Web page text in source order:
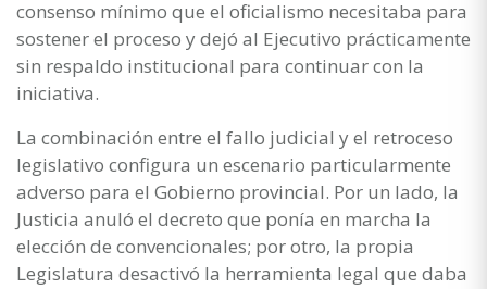
consenso mínimo que el oficialismo necesitaba para
sostener el proceso y dejó al Ejecutivo prácticamente
sin respaldo institucional para continuar con la
iniciativa.
La combinación entre el fallo judicial y el retroceso
legislativo configura un escenario particularmente
adverso para el Gobierno provincial. Por un lado, la
Justicia anuló el decreto que ponía en marcha la
elección de convencionales; por otro, la propia
Legislatura desactivó la herramienta legal que daba